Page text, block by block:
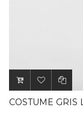
COSTUME GRIS